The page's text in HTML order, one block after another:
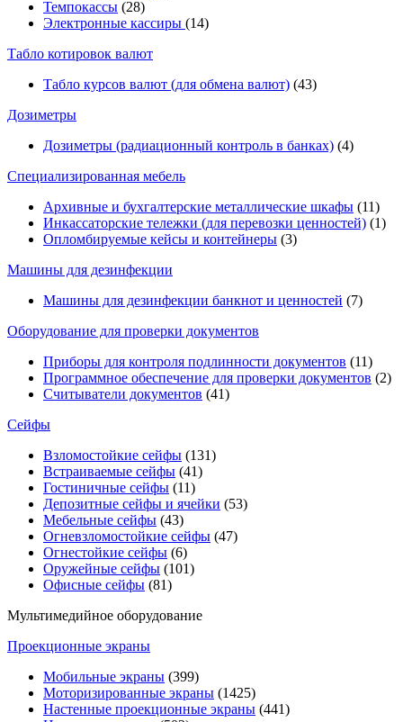
Темпокассы (28)
Электронные кассиры (14)
Табло котировок валют
Табло курсов валют (для обмена валют) (43)
Дозиметры
Дозиметры (радиационный контроль в банках) (4)
Специализированная мебель
Архивные и бухгалтерские металлические шкафы (11)
Инкассаторские тележки (для перевозки ценностей) (1)
Опломбируемые кейсы и контейнеры (3)
Машины для дезинфекции
Машины для дезинфекции банкнот и ценностей (7)
Оборудование для проверки документов
Приборы для контроля подлинности документов (11)
Программное обеспечение для проверки документов (2)
Считыватели документов (41)
Сейфы
Взломостойкие сейфы (131)
Встраиваемые сейфы (41)
Гостиничные сейфы (11)
Депозитные сейфы и ячейки (53)
Мебельные сейфы (43)
Огневзломостойкие сейфы (47)
Огнестойкие сейфы (6)
Оружейные сейфы (101)
Офисные сейфы (81)
Мультимедийное оборудование
Проекционные экраны
Мобильные экраны (399)
Моторизированные экраны (1425)
Настенные проекционные экраны (441)